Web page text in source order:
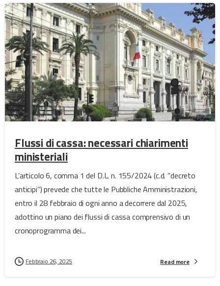
Flussi di cassa: necessari chiarimenti
ministeriali
L’articolo 6, comma 1 del D.L. n. 155/2024 (c.d. “decreto
anticipi”) prevede che tutte le Pubbliche Amministrazioni,
entro il 28 febbraio di ogni anno a decorrere dal 2025,
adottino un piano dei flussi di cassa comprensivo di un
cronoprogramma dei...
Febbraio 26, 2025 Read more